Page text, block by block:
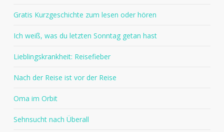
Gratis Kurzgeschichte zum lesen oder hören
Ich weiß, was du letzten Sonntag getan hast
Lieblingskrankheit: Reisefieber
Nach der Reise ist vor der Reise
Oma im Orbit
Sehnsucht nach Überall